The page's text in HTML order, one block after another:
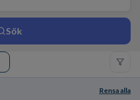
Sök
Rensa alla